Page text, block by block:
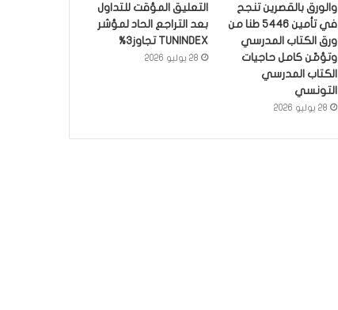
والورق بالقصرين تنجح
في تأمين 5446 طنا من
ورق الكتاب المدرسي
وتؤمّن كامل حاجيات
الكتاب المدرسي
التونسي
28 يوليو 2026
التعليق المؤقت للتداول
بعد التراجع الحاد لمؤشر
TUNINDEX تجاوز3%
28 يوليو 2026